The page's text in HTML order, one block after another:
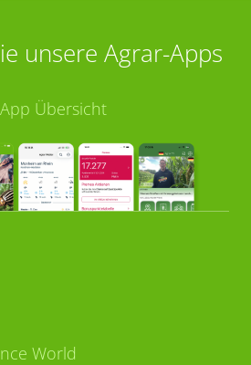
unsere Agrar-Apps
App Übersicht
World